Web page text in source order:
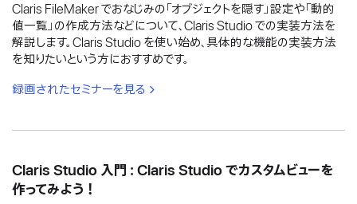
Claris FileMaker でおなじみの「オブジェクトを隠す」設定や「動的
値一覧」の作成方法などについて、Claris Studio での実装方法を
解説します。Claris Studio を使い始め、具体的な機能の実装方法
を知りたいという方におすすめです。
録画されたセミナーを見る
Claris Studio 入門：Claris Studio でカスタムビューを
作ってみよう！